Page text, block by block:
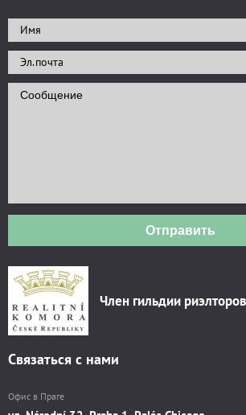
Отправить
Член гильдии
Связаться с нами
Офис в Праге